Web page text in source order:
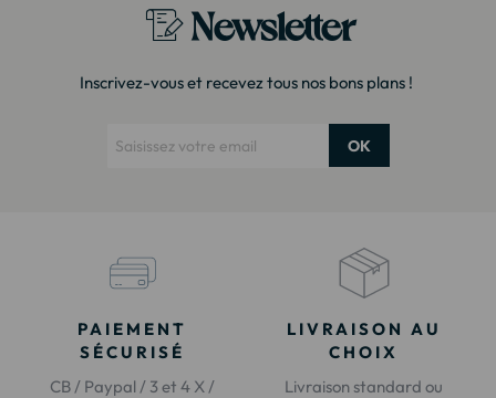
Newsletter
Inscrivez-vous et recevez tous nos bons plans !
OK
PAIEMENT
SÉCURISÉ
CB / Paypal / 3 et 4 X /
LIVRAISON AU
CHOIX
Livraison standard ou